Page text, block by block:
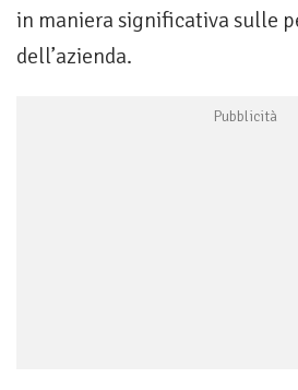
in maniera significativa sulle
dell’azienda.